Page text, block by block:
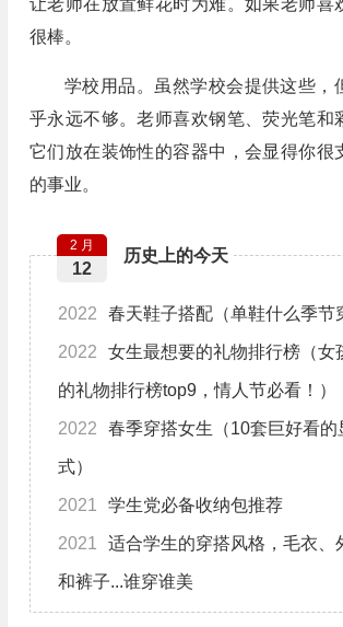
让老师在放置鲜花时为难。如果老师喜
很棒。
学校用品。虽然学校会提供这些，
乎永远不够。老师喜欢钢笔、荧光笔和
它们放在装饰性的容器中，会显得你很
的事业。
历史上的今天
2 月
12
2022 春天鞋子搭配（单鞋什么季节
2022 女生最想要的礼物排行榜（女
的礼物排行榜top9，情人节必看！）
2022 春季穿搭女生（10套巨好看的
式）
2021 学生党必备收纳包推荐
2021 适合学生的穿搭风格，毛衣、
和裤子...谁穿谁美